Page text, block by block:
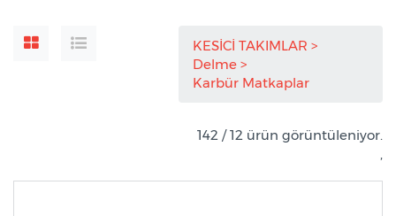
KESİCİ TAKIMLAR
Delme
Karbür Matkaplar
142 / 12 ürün görüntüleniyor.
,